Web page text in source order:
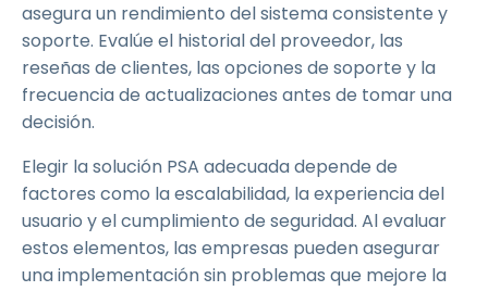
asegura un rendimiento del sistema consistente y
soporte. Evalúe el historial del proveedor, las
reseñas de clientes, las opciones de soporte y la
frecuencia de actualizaciones antes de tomar una
decisión.
Elegir la solución PSA adecuada depende de
factores como la escalabilidad, la experiencia del
usuario y el cumplimiento de seguridad. Al evaluar
estos elementos, las empresas pueden asegurar
una implementación sin problemas que mejore la